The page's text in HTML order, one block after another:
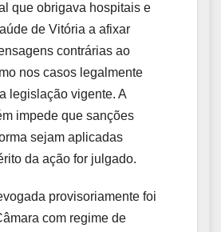
que obrigava hospitais e
de Vitória a afixar
contrárias ao
nos casos legalmente
legislação vigente. A
impede que sanções
sejam aplicadas
da ação for julgado.
provisoriamente foi
com regime de